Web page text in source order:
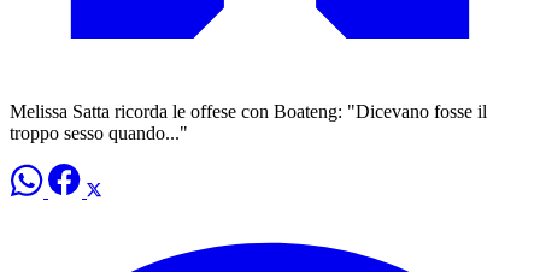
Melissa Satta ricorda le offese con Boateng: "Dicevano fosse il
troppo sesso quando..."